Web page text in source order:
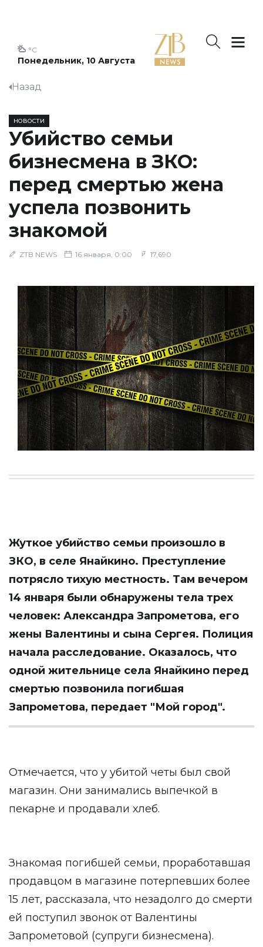
Понедельник, 10 Августа
°C
Назад
НОВОСТИ
Убийство семьи
бизнесмена в ЗКО:
перед смертью жена
успела позвонить
знакомой
ZTB NEWS 16 января, 0:00 17,690
Жуткое убийство семьи произошло в
ЗКО, в селе Янайкино. Преступление
потрясло тихую местность. Там вечером
14 января были обнаружены тела трех
человек: Александра Запрометова, его
жены Валентины и сына Сергея. Полиция
начала расследование. Оказалось, что
одной жительнице села Янайкино перед
смертью позвонила погибшая
Запрометова, передает "Мой город".
Отмечается, что у убитой четы был свой
магазин. Они занимались выпечкой в
пекарне и продавали хлеб.
Знакомая погибшей семьи, проработавшая
продавцом в магазине потерпевших более
15 лет, рассказала, что незадолго до смерти
ей поступил звонок от Валентины
Запрометовой (супруги бизнесмена).